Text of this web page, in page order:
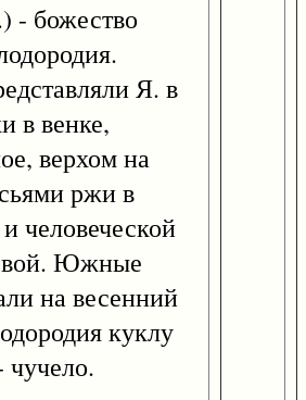
Я. в
в венке,
верхом на
ржи в
человеческой
Южные
на весенний
куклу
чучело.